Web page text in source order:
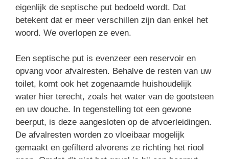
eigenlijk de septische put bedoeld wordt. Dat
betekent dat er meer verschillen zijn dan enkel het
woord. We overlopen ze even.
Een septische put is evenzeer een reservoir en
opvang voor afvalresten. Behalve de resten van uw
toilet, komt ook het zogenaamde huishoudelijk
water hier terecht, zoals het water van de gootsteen
en uw douche. In tegenstelling tot een gewone
beerput, is deze aangesloten op de afvoerleidingen.
De afvalresten worden zo vloeibaar mogelijk
gemaakt en gefilterd alvorens ze richting het riool